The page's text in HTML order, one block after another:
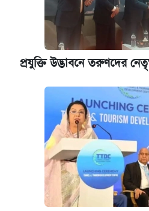
প্রযুক্তি উদ্ভাবনে তরুণদের